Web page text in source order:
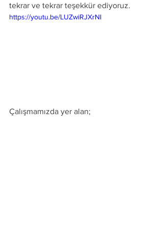
tekrar ve tekrar teşekkür ediyoruz.
https://youtu.be/LUZwiRJXrNI
Çalışmamızda yer alan;